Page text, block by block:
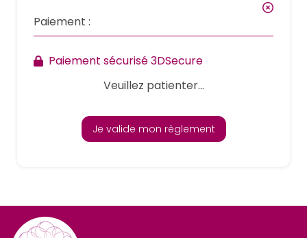
Paiement :
Paiement sécurisé 3DSecure
Veuillez patienter...
Je valide mon règlement